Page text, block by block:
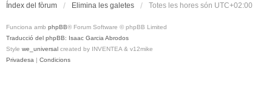
Índex del fòrum Elimina les galetes Totes les hores són UTC+02:00
Funciona amb phpBB® Forum Software © phpBB Limited
Traducció del phpBB: Isaac Garcia Abrodos
Style we_universal created by INVENTEA & v12mike
Privadesa | Condicions